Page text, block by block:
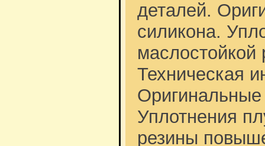
деталей.
силикона.
Техническая
Уплотнения
резины